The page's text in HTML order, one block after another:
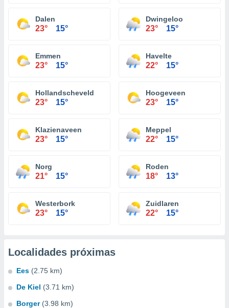
Dalen
23° 15°
Dwingeloo
23° 15°
Emmen
23° 15°
Havelte
22° 15°
Hollandscheveld
23° 15°
Hoogeveen
23° 15°
Klazienaveen
23° 15°
Meppel
22° 15°
Norg
21° 15°
Roden
18° 13°
Westerbork
23° 15°
Zuidlaren
22° 15°
Localidades próximas
Ees (2.75 km)
De Kiel (3.71 km)
Borger (3.98 km)